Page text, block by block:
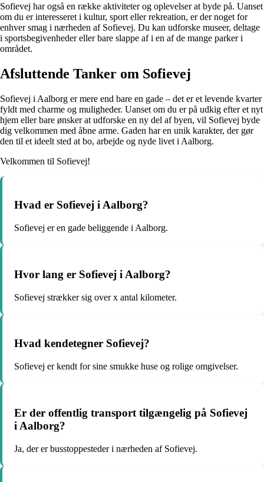
Sofievej har også en række aktiviteter og oplevelser at byde på. Uanset
om du er interesseret i kultur, sport eller rekreation, er der noget for
enhver smag i nærheden af Sofievej. Du kan udforske museer, deltage
i sportsbegivenheder eller bare slappe af i en af de mange parker i
området.
Afsluttende Tanker om Sofievej
Sofievej i Aalborg er mere end bare en gade – det er et levende kvarter
fyldt med charme og muligheder. Uanset om du er på udkig efter et nyt
hjem eller bare ønsker at udforske en ny del af byen, vil Sofievej byde
dig velkommen med åbne arme. Gaden har en unik karakter, der gør
den til et ideelt sted at bo, arbejde og nyde livet i Aalborg.
Velkommen til Sofievej!
Hvad er Sofievej i Aalborg?
Sofievej er en gade beliggende i Aalborg.
Hvor lang er Sofievej i Aalborg?
Sofievej strækker sig over x antal kilometer.
Hvad kendetegner Sofievej?
Sofievej er kendt for sine smukke huse og rolige omgivelser.
Er der offentlig transport tilgængelig på Sofievej
i Aalborg?
Ja, der er busstoppesteder i nærheden af Sofievej.